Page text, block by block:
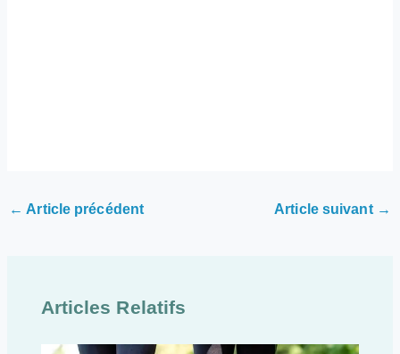
← Article précédent Article suivant →
Articles Relatifs